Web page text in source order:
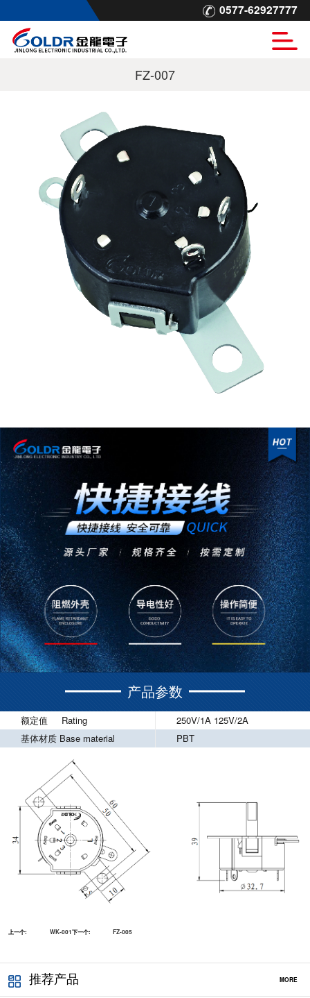
0577-62927777
FZ-007
产品参数
额定值 Rating
250V/1A 125V/2A
基体材质 Base material
PBT
上一个: WK-001下一个: FZ-005
推荐产品 MORE